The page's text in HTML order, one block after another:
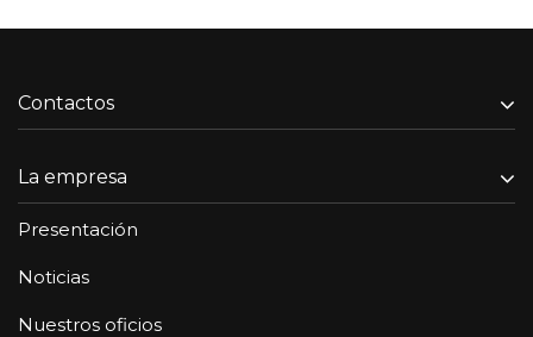
Contactos
La empresa
Presentación
Noticias
Nuestros oficios